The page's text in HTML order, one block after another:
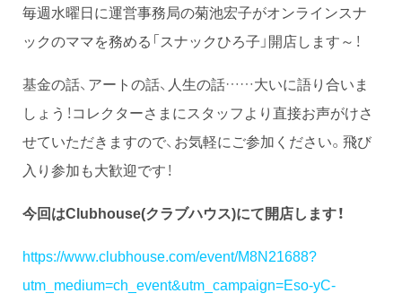
毎週水曜日に運営事務局の菊池宏子がオンラインスナ
ックのママを務める「スナックひろ子」開店します～！
基金の話、アートの話、人生の話……大いに語り合いま
しょう！コレクターさまにスタッフより直接お声がけさ
せていただきますので、お気軽にご参加ください。飛び
入り参加も大歓迎です！
今回はClubhouse(クラブハウス)にて開店します！
https://www.clubhouse.com/event/M8N21688?
utm_medium=ch_event&utm_campaign=Eso-yC-